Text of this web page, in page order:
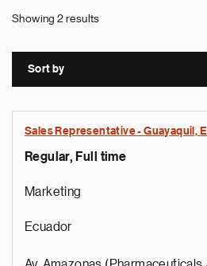
Showing 2 results
Sort by
Sales Representative - Guayaquil,
Regular, Full time
Marketing
Ecuador